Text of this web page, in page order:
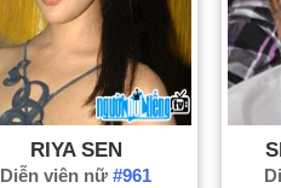
RIYA SEN
Diễn viên nữ#961